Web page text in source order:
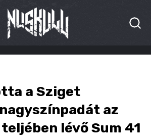
a Sziget
az
lévő Sum 41